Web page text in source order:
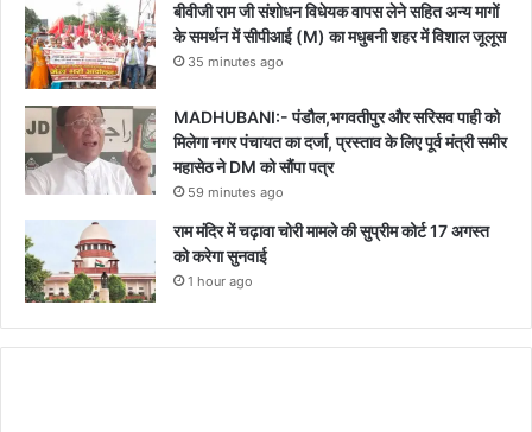
बीवीजी राम जी संशोधन विधेयक वापस लेने सहित अन्य मागों
के समर्थन में सीपीआई (M) का मधुबनी शहर में विशाल जूलूस
35 minutes ago
MADHUBANI:- पंडौल,भगवतीपुर और सरिसव पाही को
मिलेगा नगर पंचायत का दर्जा, प्रस्ताव के लिए पूर्व मंत्री समीर
महासेठ ने DM को सौंपा पत्र
59 minutes ago
राम मंदिर में चढ़ावा चोरी मामले की सुप्रीम कोर्ट 17 अगस्त
को करेगा सुनवाई
1 hour ago